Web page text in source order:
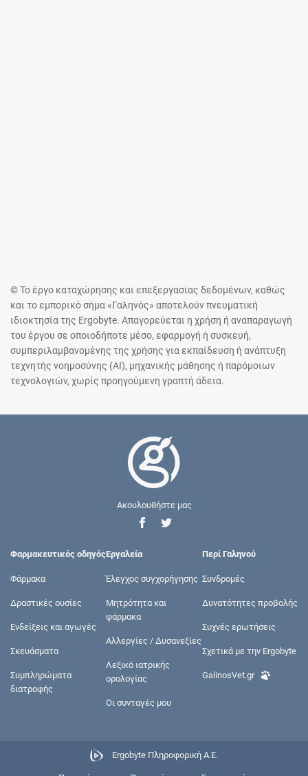
© Το έργο καταχώρησης και επεξεργασίας δεδομένων, καθώς
και το εμπορικό σήμα «Γαληνός» αποτελούν πνευματική
ιδιοκτησία της Ergobyte. Απαγορεύεται η χρήση ή αναπαραγωγή
του έργου σε οποιοδήποτε μέσο, εφαρμογή ή συσκευή,
συμπεριλαμβανομένης της χρήσης για εκπαίδευση ή ανάπτυξη
τεχνητής νοημοσύνης (AI), μηχανικής μάθησης ή παρόμοιων
τεχνολογιών, χωρίς προηγούμενη γραπτή άδεια.
Ακουλουθήστε μας
Φαρμακευτικός οδηγός
Φάρμακα
Δραστικές ουσίες
Ενδείξεις και αγωγές
Σκευάσματα
Συμπληρώματα
διατροφής
Εργαλεία
Έλεγχος συγχορήγησης
Μητρότητα και
φάρμακα
Αλλεργίες / Δυσανεξίες
Λεξικό ιατρικής
ορολογίας
Οι συνταγές μου
Περί Γαληνού
Συνδρομές
Δυνατότητες προβολής
Συχνές ερωτήσεις
Σχετικά με την Ergobyte
GalinosVet.gr
Ergobyte Πληροφορική Α.Ε.